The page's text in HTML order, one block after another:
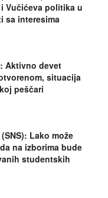
Vučićeva politika u
sa interesima
Aktivno devet
situacija
peščari
Lako može
na izborima bude
studentskih